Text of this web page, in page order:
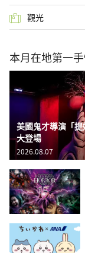
觀光
本月在地第一
美國鬼才導演「
大登場
2026.08.07